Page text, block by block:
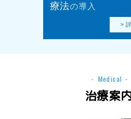
療法の導入
>
Medical
治療案